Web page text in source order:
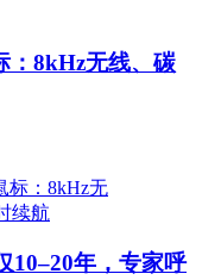
：8kHz无线、碳
10–20年，专家呼